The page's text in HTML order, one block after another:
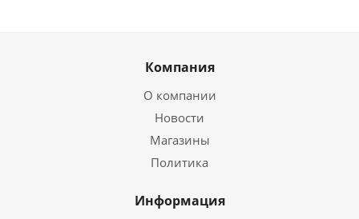
Компания
О компании
Новости
Магазины
Политика
Информация